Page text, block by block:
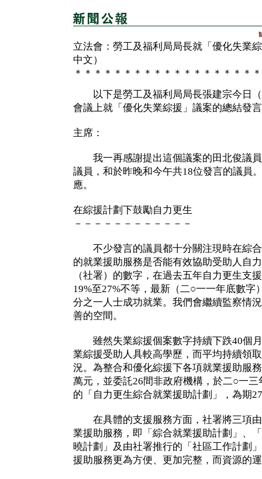
立法會：勞工及福利局局長就「優化失業
中文）
＊＊＊＊＊＊＊＊＊＊＊＊＊＊＊＊＊＊
以下是勞工及福利局局長張建宗今日（
會議上就「優化失業綜援」議案的總結發
主席：
我一再感謝提出這個議案的田北俊議員
議員，和於昨晚和今午共18位發言的議員
應。
在綜援計劃下鼓勵自力更生
－－－－－－－－－－－－
不少發言的議員都十分關注現時在綜合
的就業援助服務是否能有效協助受助人自
（社署）的數字，在過去五年自力更生支
19%至27%不等，最新（二○一一年底數字
分之一人士成功就業。我們會繼續監察情
善的空間。
雖然失業綜援個案數字持續下跌40個月
業綜援受助人具較高學歷，而平均持續領
況。為整合和優化綜援下各項就業援助服
萬元，並委託26間非政府機構，於二○一
的「自力更生綜合就業援助計劃」，為期
在具體的支援服務方面，社署將三項由
業援助服務，即「綜合就業援助計劃」、
曉計劃」及由社署推行的「社區工作計劃
援助服務更為方便、更加完整，而資源的